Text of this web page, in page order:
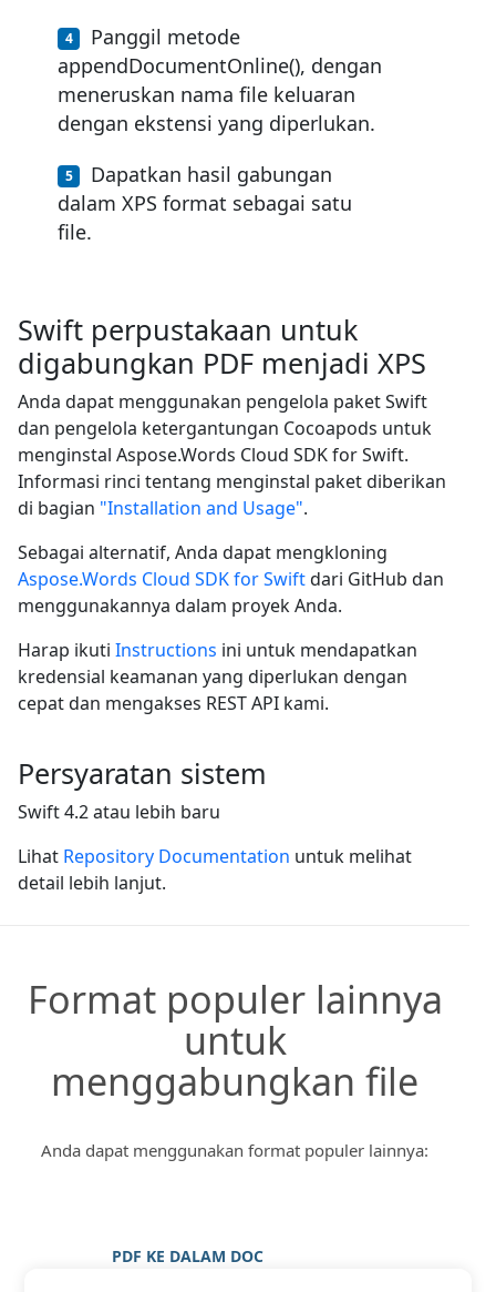
Panggil metode
appendDocumentOnline(), dengan
meneruskan nama file keluaran
dengan ekstensi yang diperlukan.
Dapatkan hasil gabungan
dalam XPS format sebagai satu
file.
Swift perpustakaan untuk
digabungkan PDF menjadi XPS
Anda dapat menggunakan pengelola paket Swift
dan pengelola ketergantungan Cocoapods untuk
menginstal Aspose.Words Cloud SDK for Swift.
Informasi rinci tentang menginstal paket diberikan
di bagian "Installation and Usage".
Sebagai alternatif, Anda dapat mengkloning
Aspose.Words Cloud SDK for Swiftdari GitHub dan
menggunakannya dalam proyek Anda.
Harap ikuti Instructions ini untuk mendapatkan
kredensial keamanan yang diperlukan dengan
cepat dan mengakses REST API kami.
Persyaratan sistem
Swift 4.2 atau lebih baru
Lihat Repository Documentation untuk melihat
detail lebih lanjut.
Format populer lainnya
untuk
menggabungkan file
Anda dapat menggunakan format populer lainnya:
PDF KE DALAM DOC